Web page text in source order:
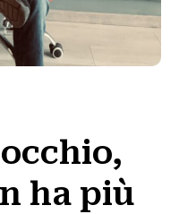
ha più